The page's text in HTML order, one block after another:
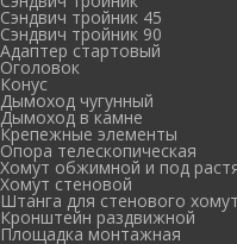
Сэндвич тройник 45
Сэндвич тройник 90
Адаптер стартовый
Оголовок
Конус
Дымоход чугунный
Дымоход в камне
Крепежные элементы
Опора телескопическая
Хомут обжимной и под
Хомут стеновой
Штанга для стенового
Кронштейн раздвижной
Площадка монтажная